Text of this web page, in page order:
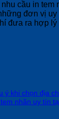
nhu cầu in tem
đơn vị uy
đưa ra hợp
ý khi chọn địa
nhãn uy tín